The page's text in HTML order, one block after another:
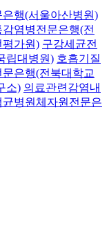
행(서울아산병원)
염병전문은행(전
평가원) 구강세균전
립대병원) 호흡기질
은행(전북대학교
소) 의료관련감염내
균병원체자원전문은